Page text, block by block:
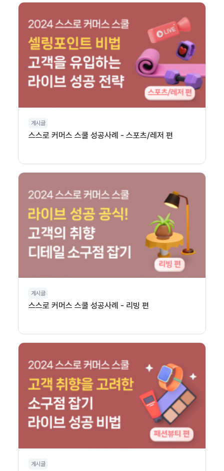
게시글
스스로 커머스 스쿨 성공사례 - 스포츠/레저 편
게시글
스스로 커머스 스쿨 성공사례 - 리빙 편
게시글